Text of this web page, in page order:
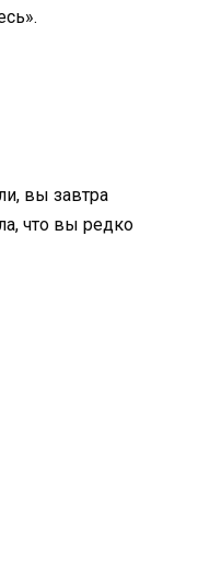
вы завтра
что вы редко